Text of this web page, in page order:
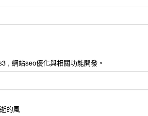
, 網站seo優化與相關功能開發。
的風